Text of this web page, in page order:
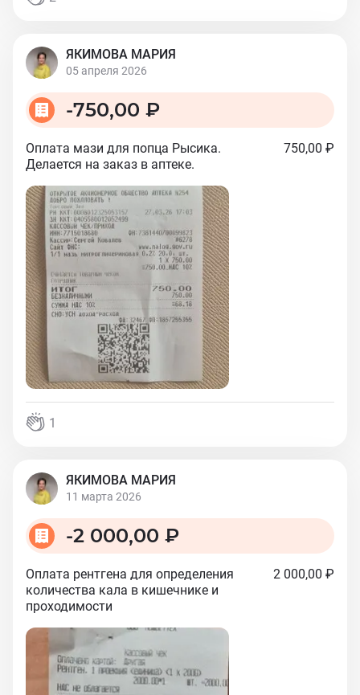
ЯКИМОВА МАРИЯ
05 апреля 2026
-750,00 ₽
Оплата мази для попца Рысика.
Делается на заказ в аптеке.
750,00 ₽
1
ЯКИМОВА МАРИЯ
11 марта 2026
-2 000,00 ₽
Оплата рентгена для определения
количества кала в кишечнике и
проходимости
2 000,00 ₽